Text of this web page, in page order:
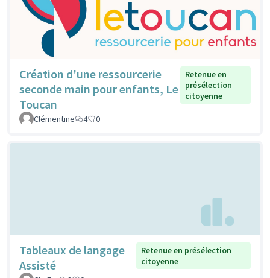
Création d'une ressourcerie
seconde main pour enfants, Le
Toucan
Retenue en
présélection
citoyenne
Clémentine 4 0
Tableaux de langage
Assisté
Retenue en présélection
citoyenne